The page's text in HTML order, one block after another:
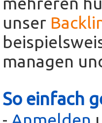
unser
managen
So einfach